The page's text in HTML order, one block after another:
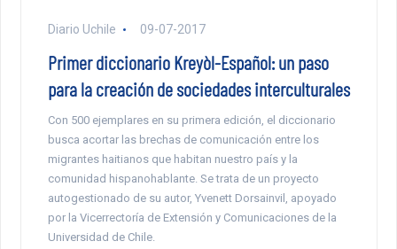
Diario Uchile 09-07-2017
Primer diccionario Kreyòl-Español: un paso
para la creación de sociedades interculturales
Con 500 ejemplares en su primera edición, el diccionario
busca acortar las brechas de comunicación entre los
migrantes haitianos que habitan nuestro país y la
comunidad hispanohablante. Se trata de un proyecto
autogestionado de su autor, Yvenett Dorsainvil, apoyado
por la Vicerrectoría de Extensión y Comunicaciones de la
Universidad de Chile.